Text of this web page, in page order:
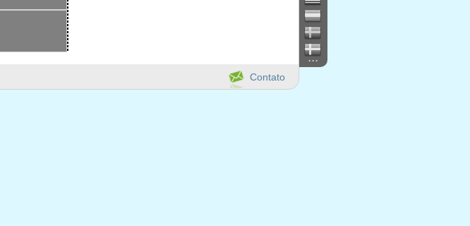
...
Contato